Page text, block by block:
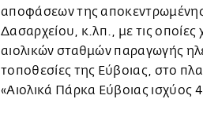
αποφάσεων της
Δασαρχείου, κ.λπ., με τις οποίες
αιολικών σταθμών παραγωγής
τοποθεσίες της Εύβοιας, στο
«Αιολικά Πάρκα Εύβοιας ισχύος